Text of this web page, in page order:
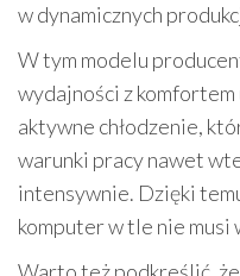
w dynamicznych
W tym modelu
wydajności z
aktywne chłodzenie,
warunki pracy nawet
intensywnie. Dzięki
komputer w tle nie musi